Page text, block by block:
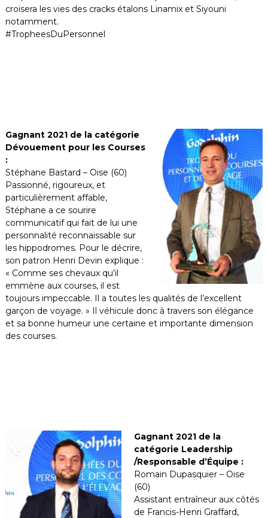
croisera les vies des cracks étalons Linamix et Siyouni
notamment.
#TropheesDuPersonnel
Gagnant 2021 de la catégorie
Dévouement pour les Courses
:
Stéphane Bastard – Oise (60)
Passionné, rigoureux, et
particulièrement affable,
Stéphane a ce sourire
communicatif qui fait de lui une
personnalité reconnaissable sur
les hippodromes. Pour le décrire,
son patron Henri Devin explique :
« Comme ses chevaux qu’il
emmène aux courses, il est
toujours impeccable. Il a toutes les qualités de l’excellent
garçon de voyage. » Il véhicule donc à travers son élégance
et sa bonne humeur une certaine et importante dimension
des courses.
Gagnant 2021 de la
catégorie Leadership
/Responsable d’Équipe :
Romain Dupasquier – Oise
(60)
Assistant entraîneur aux côtés
de Francis-Henri Graffard,